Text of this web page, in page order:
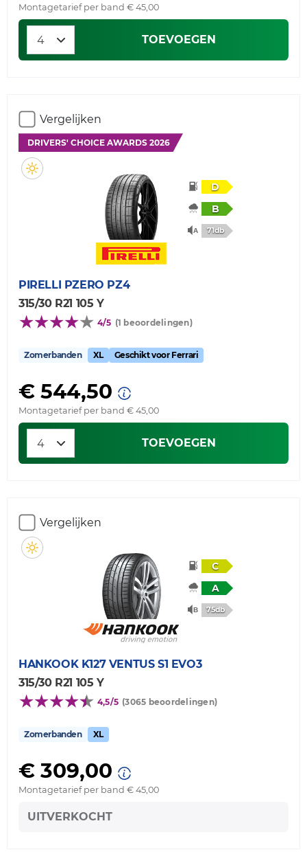
Montagetarief per band € 45,00
TOEVOEGEN
Vergelijken
DRIVERS' CHOICE AWARDS 2026
D
B
71db
PIRELLI PZERO PZ4
315/30 R21 105 Y
4/5 (1 beoordelingen)
Zomerbanden XL Geschikt voor Ferrari
€ 544,50
Montagetarief per band € 45,00
TOEVOEGEN
Vergelijken
C
A
75db
HANKOOK K127 VENTUS S1 EVO3
315/30 R21 105 Y
4,5/5 (3065 beoordelingen)
Zomerbanden XL
€ 309,00
Montagetarief per band € 45,00
UITVERKOCHT